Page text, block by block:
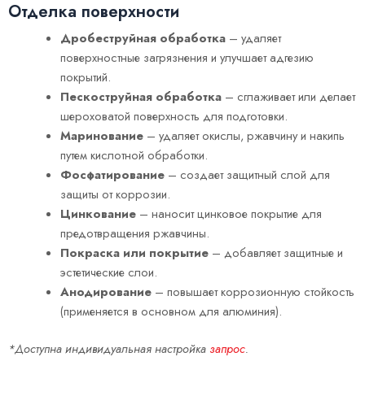
Отделка поверхности
Дробеструйная обработка– удаляет
поверхностные загрязнения и улучшает адгезию
покрытий.
Пескоструйная обработка– сглаживает или делает
шероховатой поверхность для подготовки.
Маринование– удаляет окислы, ржавчину и накипь
путем кислотной обработки.
Фосфатирование– создает защитный слой для
защиты от коррозии.
Цинкование– наносит цинковое покрытие для
предотвращения ржавчины.
Покраска или покрытие– добавляет защитные и
эстетические слои.
Анодирование– повышает коррозионную стойкость
(применяется в основном для алюминия).
*Доступна индивидуальная настройка запрос.